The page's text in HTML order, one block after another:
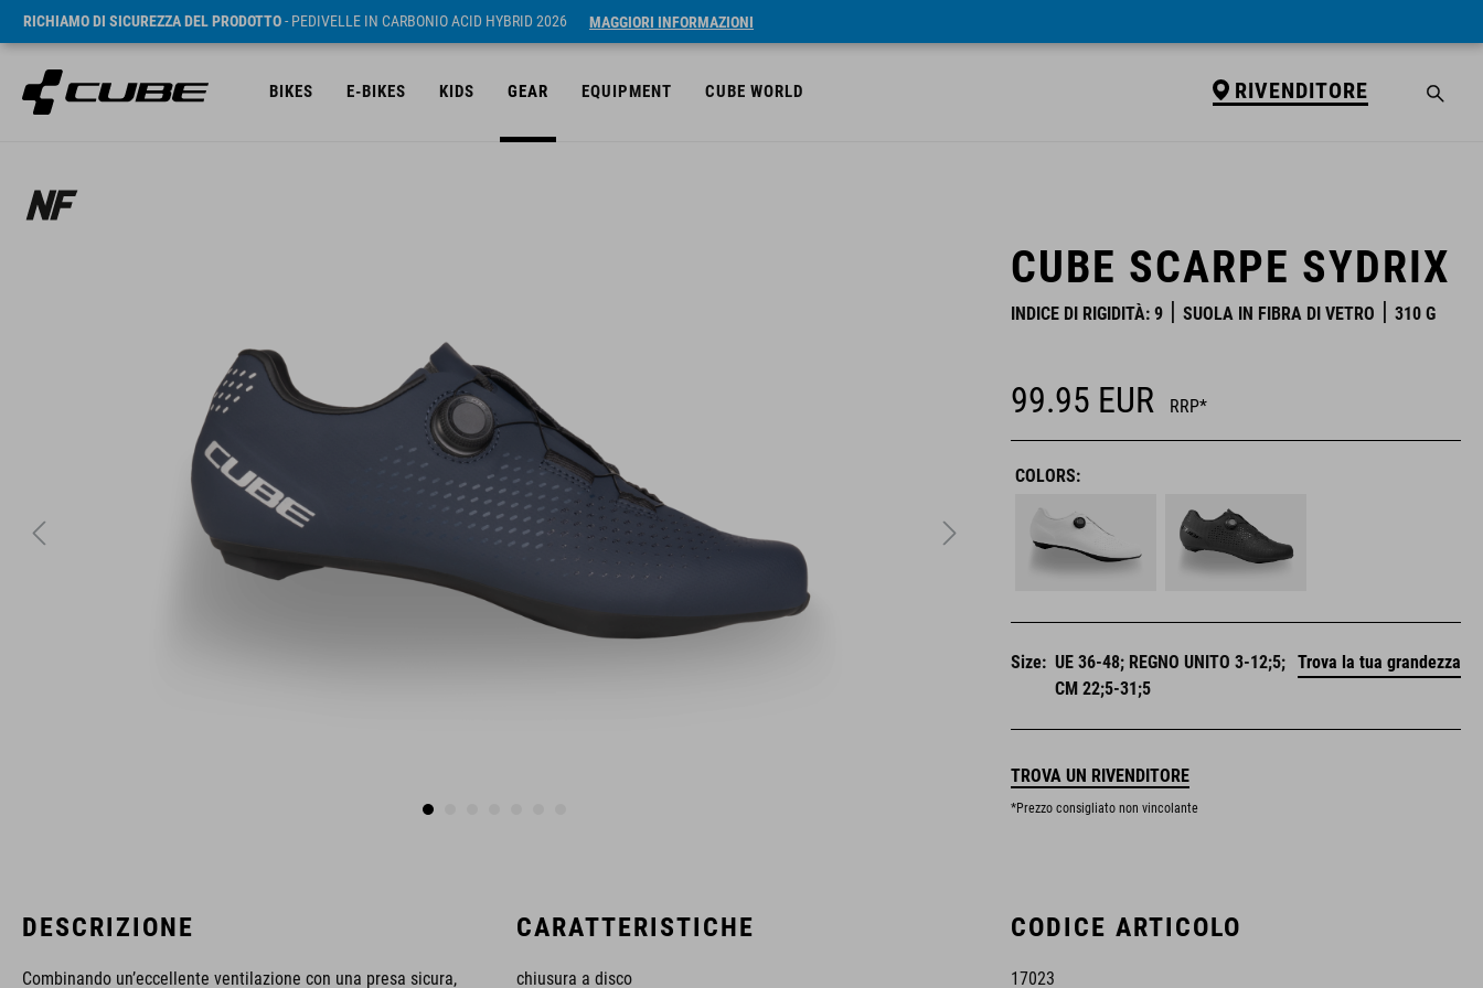
RICHIAMO DI SICUREZZA DEL PRODOTTO- PEDIVELLE IN CARBONIO ACID HYBRID 2026 MAGGIORI INFORMAZIONI
BIKES E-BIKES KIDS GEAR EQUIPMENT CUBE WORLD RIVENDITORE
CUBE SCARPE SYDRIX
INDICE DI RIGIDITÀ: 9 SUOLA IN FIBRA DI VETRO 310 G
99.95 EUR RRP*
COLORS:
Size: UE 36-48; REGNO UNITO 3-12;5;
CM 22;5-31;5
Trova la tua grandezza
TROVA UN RIVENDITORE
*Prezzo consigliato non vincolante
DESCRIZIONE
Combinando un’eccellente ventilazione con una presa sicura,
CARATTERISTICHE
chiusura a disco
CODICE ARTICOLO
17023